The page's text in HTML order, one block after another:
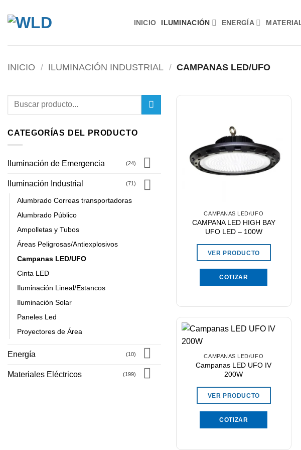
contenido
INICIO ILUMINACIÓN ENERGÍA
INICIO / ILUMINACIÓN INDUSTRIAL / CAMPANAS LED/UFO
Buscar
CATEGORÍAS DEL PRODUCTO
Iluminación de Emergencia (24)
Iluminación Industrial (71)
Alumbrado Correas transportadoras
Alumbrado Público
Ampolletas y Tubos
Áreas Peligrosas/Antiexplosivos
Campanas LED/UFO
Cinta LED
Iluminación Lineal/Estancos
Iluminación Solar
Paneles Led
Proyectores de Área
Energía (10)
Materiales Eléctricos (199)
CAMPANAS LED/UFO
CAMPANA LED HIGH BAY
UFO LED – 100W
VER PRODUCTO
COTIZAR
CAMPANAS LED/UFO
Campanas LED UFO IV
200W
VER PRODUCTO
COTIZAR